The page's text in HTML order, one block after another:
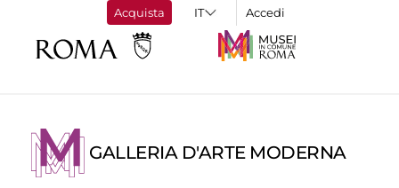
Acquista Accedi
GALLERIA D'ARTE MODERNA